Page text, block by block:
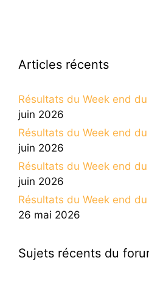
Articles récents
Résultats du Week end
juin 2026
Résultats du Week end
juin 2026
Résultats du Week end
juin 2026
Résultats du Week end
26 mai 2026
Sujets récents du